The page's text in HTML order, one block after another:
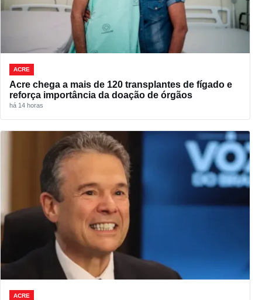
ACRE
Acre chega a mais de 120 transplantes de fígado e
reforça importância da doação de órgãos
há 14 horas
ACRE